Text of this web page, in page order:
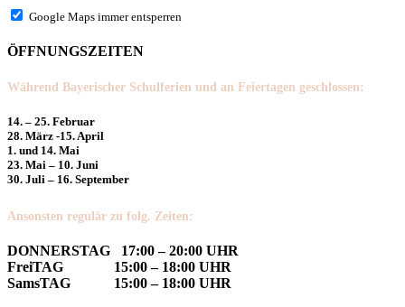
Google Maps immer entsperren
ÖFFNUNGSZEITEN
Während Bayerischer Schulferien und an Feiertagen geschlossen:
14. – 25. Februar
28. März -15. April
1. und 14. Mai
23. Mai – 10. Juni
30. Juli – 16. September
Ansonsten regulär zu folg. Zeiten:
DONNERSTAG 17:00 – 20:00 UHR
FreiTAG 15:00 – 18:00 UHR
SamsTAG 15:00 – 18:00 UHR